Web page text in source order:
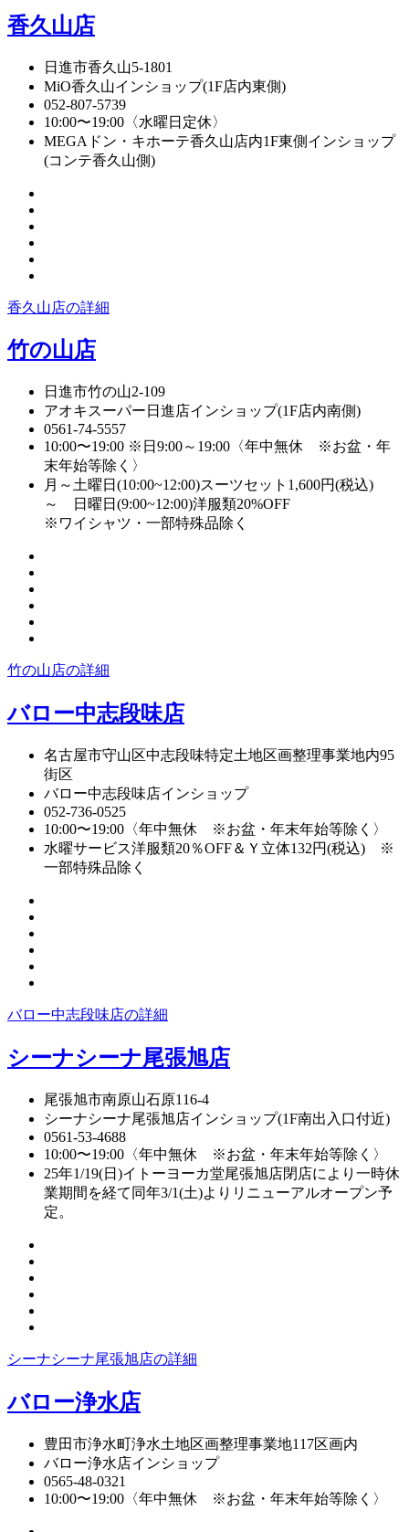
香久山店
日進市香久山5-1801
MiO香久山インショップ(1F店内東側)
052-807-5739
10:00〜19:00〈水曜日定休〉
MEGAドン・キホーテ香久山店内1F東側インショップ
(コンテ香久山側)
香久山店の詳細
竹の山店
日進市竹の山2-109
アオキスーパー日進店インショップ(1F店内南側)
0561-74-5557
10:00〜19:00 ※日9:00～19:00〈年中無休 ※お盆・年
末年始等除く〉
月～土曜日(10:00~12:00)スーツセット1,600円(税込)
～ 日曜日(9:00~12:00)洋服類20%OFF
※ワイシャツ・一部特殊品除く
竹の山店の詳細
バロー中志段味店
名古屋市守山区中志段味特定土地区画整理事業地内95
街区
バロー中志段味店インショップ
052-736-0525
10:00〜19:00〈年中無休 ※お盆・年末年始等除く〉
水曜サービス洋服類20％OFF＆Ｙ立体132円(税込) ※
一部特殊品除く
バロー中志段味店の詳細
シーナシーナ尾張旭店
尾張旭市南原山石原116-4
シーナシーナ尾張旭店インショップ(1F南出入口付近)
0561-53-4688
10:00〜19:00〈年中無休 ※お盆・年末年始等除く〉
25年1/19(日)イトーヨーカ堂尾張旭店閉店により一時休
業期間を経て同年3/1(土)よりリニューアルオープン予
定。
シーナシーナ尾張旭店の詳細
バロー浄水店
豊田市浄水町浄水土地区画整理事業地117区画内
バロー浄水店インショップ
0565-48-0321
10:00〜19:00〈年中無休 ※お盆・年末年始等除く〉